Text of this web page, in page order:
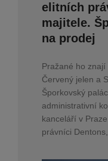
elitních
majitele.
na prodej
Pražané ho
Červený jelen a
Šporkovský
administrativní
kanceláří v
právníci